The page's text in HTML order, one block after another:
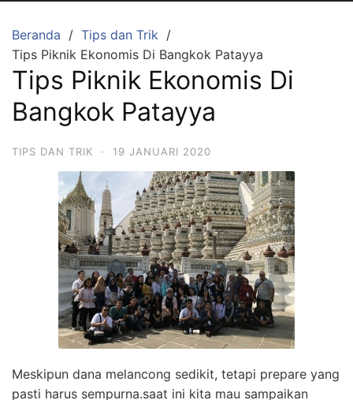
Beranda
Tips dan Trik
Tips Piknik Ekonomis Di Bangkok Patayya
Tips Piknik Ekonomis Di
Bangkok Patayya
TIPS DAN TRIK · 19 JANUARI 2020
Meskipun dana melancong sedikit, tetapi prepare yang
pasti harus sempurna.saat ini kita mau sampaikan